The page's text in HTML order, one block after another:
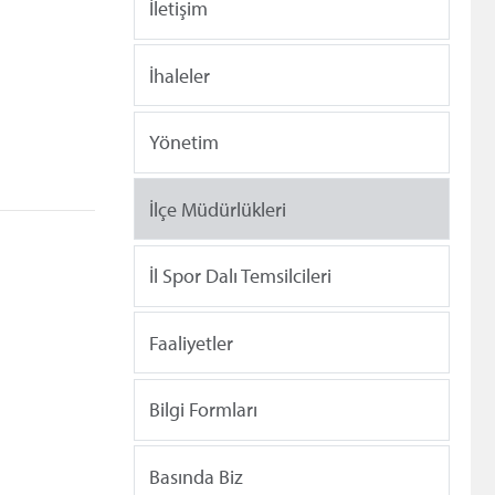
İletişim
İhaleler
Yönetim
İlçe Müdürlükleri
İl Spor Dalı Temsilcileri
Faaliyetler
Bilgi Formları
Basında Biz